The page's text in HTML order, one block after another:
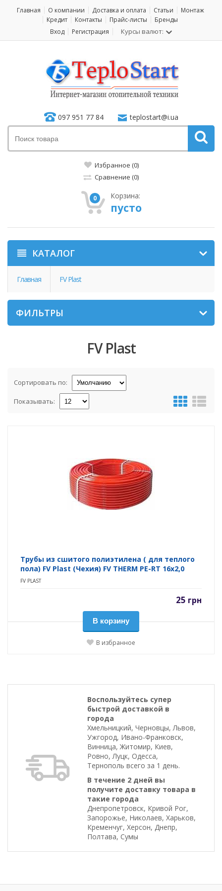
Главная О компании Доставка и оплата Статьи
Монтаж
Кредит
Контакты Прайс-листы
Бренды
Вход
Регистрация Курсы валют:
097 951 77 84 teplostart@i.ua
Избранное (0)
Сравнение (0)
0 Корзина:
пусто
КАТАЛОГ
Главная FV Plast
ФИЛЬТРЫ
FV Plast
Сортировать по:
Показывать:
Трубы из сшитого полиэтилена ( для теплого
пола) FV Plast (Чехия) FV THERM PE-RT 16х2,0
FV PLAST
25 грн
В корзину
В избранное
Воспользуйтесь супер
быстрой доставкой в
города
Хмельницкий, Черновцы, Львов,
Ужгород, Ивано-Франковск,
Винница, Житомир, Киев,
Ровно, Луцк, Одесса,
Тернополь всего за 1 день.
В течение 2 дней вы
получите доставку товара в
такие города
Днепропетровск, Кривой Рог,
Запорожье, Николаев, Харьков,
Кременчуг, Херсон, Днепр,
Полтава, Сумы